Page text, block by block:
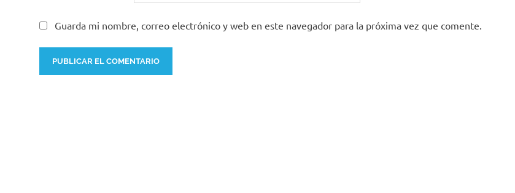
Guarda mi nombre, correo electrónico y web en este navegador para la próxima vez que comente.